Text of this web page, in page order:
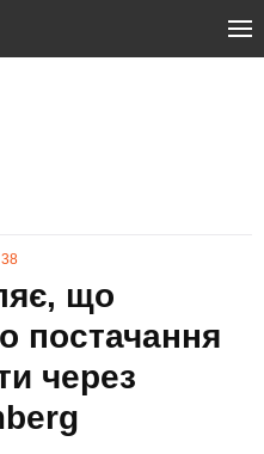
38
що
постачання
через